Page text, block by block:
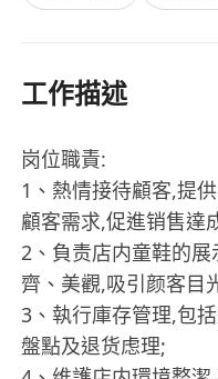
工作描述
岗位職責:
1、熱情接待顧客,提
顧客需求,促進销售達
2、負责店内童鞋的
齊、美觀,吸引颜客目
3、執行庫存管理,包
盤點及退货虑理;